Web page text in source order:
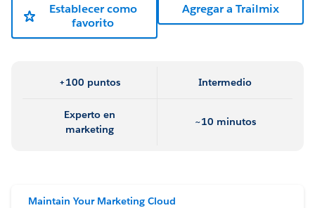
Establecer como
favorito
Agregar a Trailmix
+100 puntos Intermedio
Experto en
marketing
~10 minutos
Maintain Your Marketing Cloud